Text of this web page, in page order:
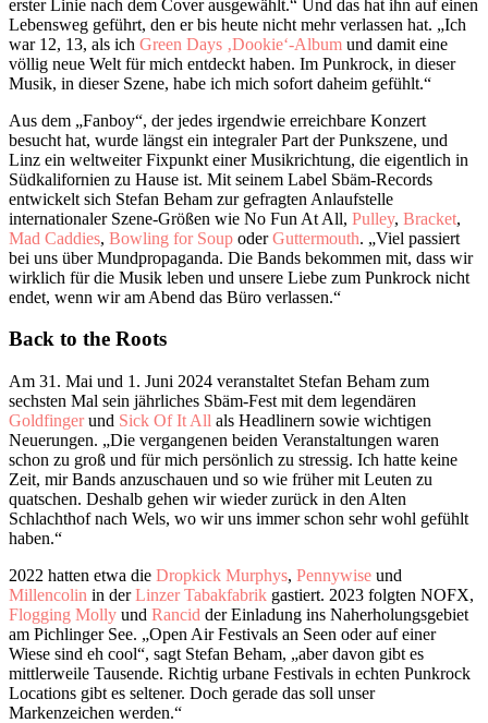
erster Linie nach dem Cover ausgewählt.“ Und das hat ihn auf einen
Lebensweg geführt, den er bis heute nicht mehr verlassen hat. „Ich
war 12, 13, als ich Green Days ‚Dookie‘-Album und damit eine
völlig neue Welt für mich entdeckt haben. Im Punkrock, in dieser
Musik, in dieser Szene, habe ich mich sofort daheim gefühlt.“
Aus dem „Fanboy“, der jedes irgendwie erreichbare Konzert
besucht hat, wurde längst ein integraler Part der Punkszene, und
Linz ein weltweiter Fixpunkt einer Musikrichtung, die eigentlich in
Südkalifornien zu Hause ist. Mit seinem Label Sbäm-Records
entwickelt sich Stefan Beham zur gefragten Anlaufstelle
internationaler Szene-Größen wie No Fun At All, Pulley, Bracket,
Mad Caddies, Bowling for Soup oderGuttermouth. „Viel passiert
bei uns über Mundpropaganda. Die Bands bekommen mit, dass wir
wirklich für die Musik leben und unsere Liebe zum Punkrock nicht
endet, wenn wir am Abend das Büro verlassen.“
Back to the Roots
Am 31. Mai und 1. Juni 2024 veranstaltet Stefan Beham zum
sechsten Mal sein jährliches Sbäm-Fest mit dem legendären
Goldfingerund Sick Of It All als Headlinern sowie wichtigen
Neuerungen. „Die vergangenen beiden Veranstaltungen waren
schon zu groß und für mich persönlich zu stressig. Ich hatte keine
Zeit, mir Bands anzuschauen und so wie früher mit Leuten zu
quatschen. Deshalb gehen wir wieder zurück in den Alten
Schlachthof nach Wels, wo wir uns immer schon sehr wohl gefühlt
haben.“
2022 hatten etwa die Dropkick Murphys, Pennywise und
Millencolin in derLinzer Tabakfabrik gastiert. 2023 folgten NOFX,
Flogging Molly und Rancid der Einladung ins Naherholungsgebiet
am Pichlinger See. „Open Air Festivals an Seen oder auf einer
Wiese sind eh cool“, sagt Stefan Beham, „aber davon gibt es
mittlerweile Tausende. Richtig urbane Festivals in echten Punkrock
Locations gibt es seltener. Doch gerade das soll unser
Markenzeichen werden.“